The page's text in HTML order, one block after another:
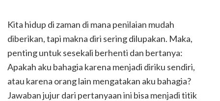
Kita hidup di zaman di mana penilaian mudah
diberikan, tapi makna diri sering dilupakan. Maka,
penting untuk sesekali berhenti dan bertanya:
Apakah aku bahagia karena menjadi diriku sendiri,
atau karena orang lain mengatakan aku bahagia?
Jawaban jujur dari pertanyaan ini bisa menjadi titik